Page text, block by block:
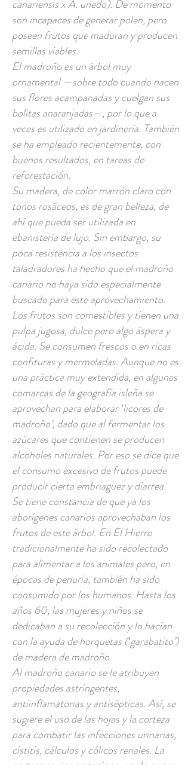
canariensis x A. unedo). De momento
son incapaces de generar polen, pero
poseen frutos que maduran y producen
semillas viables.
El madroño es un árbol muy
ornamental —sobre todo cuando nacen
sus flores acampanadas y cuelgan sus
bolitas anaranjadas—, por lo que a
veces es utilizado en jardinería. También
se ha empleado recientemente, con
buenos resultados, en tareas de
reforestación.
Su madera, de color marrón claro con
tonos rosáceos, es de gran belleza, de
ahí que pueda ser utilizada en
ebanistería de lujo. Sin embargo, su
poca resistencia a los insectos
taladradores ha hecho que el madroño
canario no haya sido especialmente
buscado para este aprovechamiento.
Los frutos son comestibles y tienen una
pulpa jugosa, dulce pero algo áspera y
ácida. Se consumen frescos o en ricas
confituras y mermeladas. Aunque no es
una práctica muy extendida, en algunas
comarcas de la geografía isleña se
aprovechan para elaborar ‛licores de
madroño’, dado que al fermentar los
azúcares que contienen se producen
alcoholes naturales. Por eso se dice que
el consumo excesivo de frutos puede
producir cierta embriaguez y diarrea.
Se tiene constancia de que ya los
aborígenes canarios aprovechaban los
frutos de este árbol. En El Hierro
tradicionalmente ha sido recolectado
para alimentar a los animales pero, en
épocas de penuria, también ha sido
consumido por los humanos. Hasta los
años 60, las mujeres y niños se
dedicaban a su recolección y lo hacían
con la ayuda de horquetas (‛garabatito’)
de madera de madroño.
Al madroño canario se le atribuyen
propiedades astringentes,
antiinflamatorias y antisépticas. Así, se
sugiere el uso de las hojas y la corteza
para combatir las infecciones urinarias,
cistitis, cálculos y cólicos renales. La